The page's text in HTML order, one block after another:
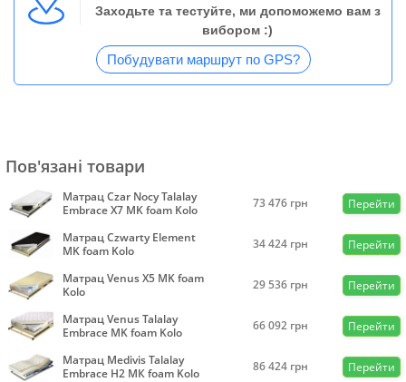
Заходьте та тестуйте, ми допоможемо вам з
вибором :)
Побудувати маршрут по GPS?
Пов'язані товари
Матрац Czar Nocy Talalay
Embrace X7 MK foam Kolo
73 476 грн Перейти
Матрац Czwarty Element
MK foam Kolo
34 424 грн Перейти
Матрац Venus X5 MK foam
Kolo
29 536 грн Перейти
Матрац Venus Talalay
Embrace MK foam Kolo
66 092 грн Перейти
Матрац Medivis Talalay
Embrace H2 MК foam Kolo
86 424 грн Перейти